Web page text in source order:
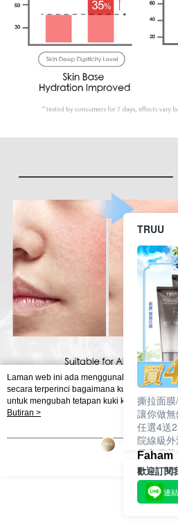
Laman web ini ada menggunakan kuki.
secara terperinci bagaimana kuki
untuk mengubah tetapan kuki komputer
menggunakan kuki di komputer anda, sila
Laman web ini ada
mengetahui secara terperinci bagaimana
dan bagaimana untuk mengubah tetapan
mahu menggunakan kuki di komputer anda,
Butiran >
Faham
TRUU
撕拉面
讓你做無
任選4送
院線級
居家保養
連